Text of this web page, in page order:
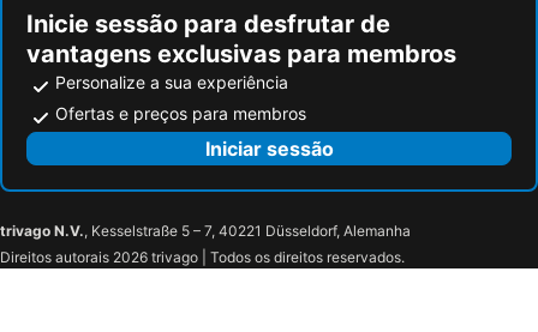
Inicie sessão para desfrutar de
vantagens exclusivas para membros
Personalize a sua experiência
Ofertas e preços para membros
Iniciar sessão
trivago N.V., Kesselstraße 5 – 7, 40221 Düsseldorf, Alemanha
Direitos autorais 2026 trivago | Todos os direitos reservados.